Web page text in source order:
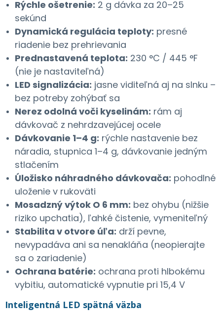
Rýchle ošetrenie: 2 g dávka za 20–25
sekúnd
Dynamická regulácia teploty: presné
riadenie bez prehrievania
Prednastavená teplota: 230 °C / 445 °F
(nie je nastaviteľná)
LED signalizácia: jasne viditeľná aj na slnku –
bez potreby zohýbať sa
Nerez odolná voči kyselinám: rám aj
dávkovač z nehrdzavejúcej ocele
Dávkovanie 1–4 g: rýchle nastavenie bez
náradia, stupnica 1–4 g, dávkovanie jedným
stlačením
Úložisko náhradného dávkovača: pohodlné
uloženie v rukoväti
Mosadzný výtok O 6 mm: bez ohybu (nižšie
riziko upchatia), ľahké čistenie, vymeniteľný
Stabilita v otvore úľa: drží pevne,
nevypadáva ani sa nenakláňa (neopierajte
sa o zariadenie)
Ochrana batérie: ochrana proti hlbokému
vybitiu, automatické vypnutie pri 15,4 V
Inteligentná LED spätná väzba